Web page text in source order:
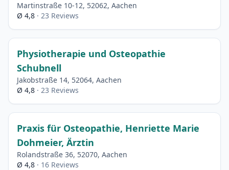
Martinstraße 10-12, 52062, Aachen
Ø 4,8 · 23 Reviews
Physiotherapie und Osteopathie
Schubnell
Jakobstraße 14, 52064, Aachen
Ø 4,8 · 23 Reviews
Praxis für Osteopathie, Henriette Marie
Dohmeier, Ärztin
Rolandstraße 36, 52070, Aachen
Ø 4,8 · 16 Reviews